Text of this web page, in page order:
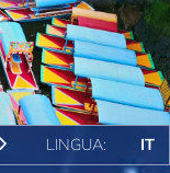
LINGUA: IT